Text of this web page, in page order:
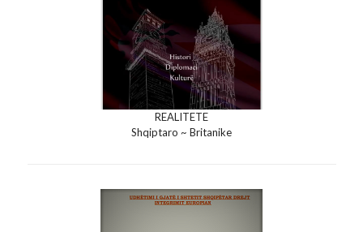
REALITETE
Shqiptaro ~ Britanike